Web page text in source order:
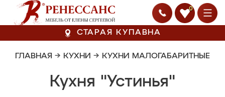
0
СТАРАЯ КУПАВНА
ГЛАВНАЯ → КУХНИ → КУХНИ МАЛОГАБАРИТНЫЕ
Кухня "Устинья"